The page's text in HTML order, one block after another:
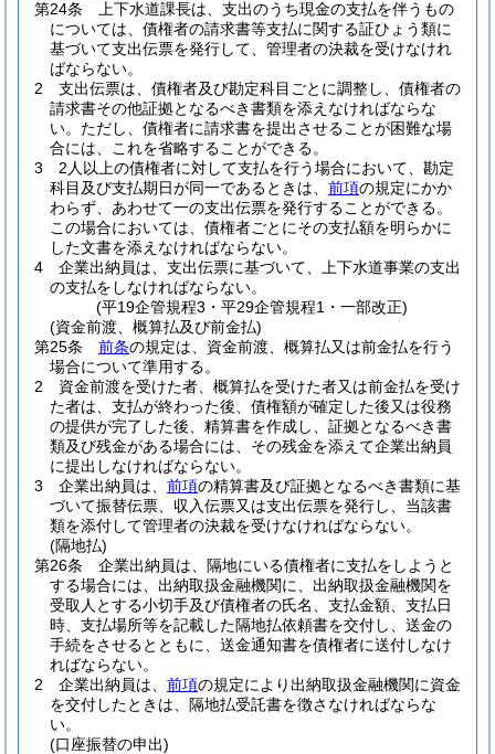
第24条
上下水道課長は、支出のうち現金の支払を伴うもの
については、債権者の請求書等支払に関する証ひょう類に
基づいて支出伝票を発行して、管理者の決裁を受けなけれ
ばならない。
2
支出伝票は、債権者及び勘定科目ごとに調整し、債権者の
請求書その他証拠となるべき書類を添えなければならな
い。 ただし、債権者に請求書を提出させることが困難な場
合には、これを省略することができる。
3
2人以上の債権者に対して支払を行う場合において、勘定
科目及び支払期日が同一であるときは、 前項の規定にかか
わらず、あわせて一の支出伝票を発行することができる。
この場合においては、債権者ごとにその支払額を明らかに
した文書を添えなければならない。
4
企業出納員は、支出伝票に基づいて、上下水道事業の支出
の支払をしなければならない。
(平19企管規程3・平29企管規程1・一部改正)
(資金前渡、概算払及び前金払)
第25条
前条の規定は、資金前渡、概算払又は前金払を行う
場合について準用する。
2
資金前渡を受けた者、概算払を受けた者又は前金払を受け
た者は、支払が終わった後、債権額が確定した後又は役務
の提供が完了した後、精算書を作成し、証拠となるべき書
類及び残金がある場合には、その残金を添えて企業出納員
に提出しなければならない。
3
企業出納員は、 前項の精算書及び証拠となるべき書類に基
づいて振替伝票、収入伝票又は支出伝票を発行し、当該書
類を添付して管理者の決裁を受けなければならない。
(隔地払)
第26条
企業出納員は、隔地にいる債権者に支払をしようと
する場合には、出納取扱金融機関に、出納取扱金融機関を
受取人とする小切手及び債権者の氏名、支払金額、支払日
時、支払場所等を記載した隔地払依頼書を交付し、送金の
手続をさせるとともに、送金通知書を債権者に送付しなけ
ればならない。
2
企業出納員は、 前項の規定により出納取扱金融機関に資金
を交付したときは、隔地払受託書を徴さなければならな
い。
(口座振替の申出)